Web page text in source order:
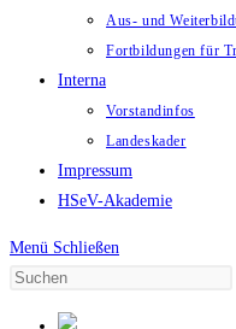
Aus- und
Fortbildungen für
Interna
Vorstandinfos
Landeskader
Impressum
HSeV-Akademie
Menü Schließen